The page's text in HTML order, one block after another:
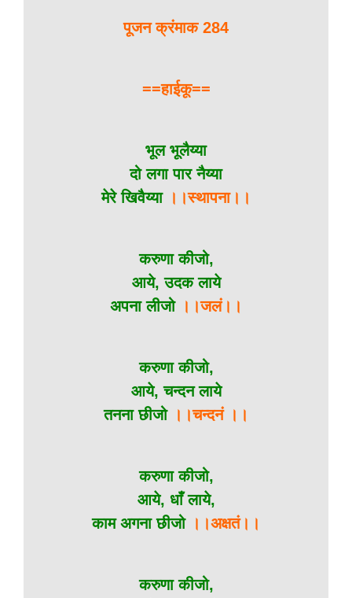
पूजन क्रंमाक 284
==हाईकू==
भूल भूलैय्या
दो लगा पार नैय्या
मेरे खिवैय्या ।।स्थापना।।
करुणा कीजो,
आये, उदक लाये
अपना लीजो।।जलं।।
करुणा कीजो,
आये, चन्दन लाये
तनना छीजो।।चन्दनं ।।
करुणा कीजो,
आये, धाँ लाये,
काम अगना छीजो ।।अक्षतं।।
करुणा कीजो,